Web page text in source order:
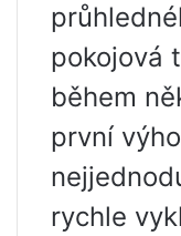
pokojová
během
první
rychle